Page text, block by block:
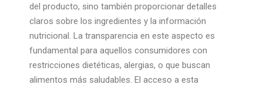
del producto, sino también proporcionar detalles
claros sobre los ingredientes y la información
nutricional. La transparencia en este aspecto es
fundamental para aquellos consumidores con
restricciones dietéticas, alergias, o que buscan
alimentos más saludables. El acceso a esta